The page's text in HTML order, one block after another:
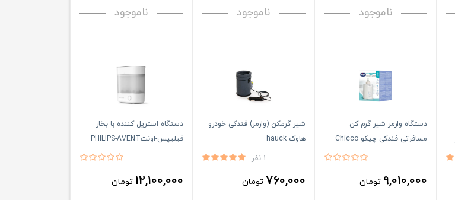
ناموجود ناموجود ناموجود
دستگاه وارمر شیر گرم کن
مسافرتی فندکی چیكو Chicco
9,010,000 تومان
شیر گرمکن (وارمر) فندکی خودرو
هاوک hauck
1 نفر
760,000 تومان
دستگاه استریل کننده با بخار
فیلیپس-اونتPHILIPS-AVENT
12,100,000 تومان